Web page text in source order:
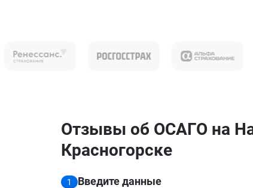
Отзывы об ОСАГО на
Красногорске
1 Введите данные